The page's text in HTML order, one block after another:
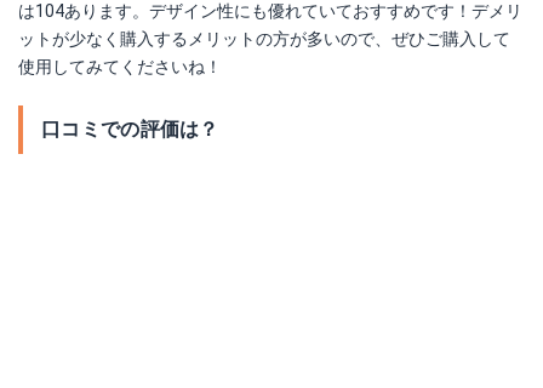
は104あります。デザイン性にも優れていておすすめです！デメリ
ットが少なく購入するメリットの方が多いので、ぜひご購入して
使用してみてくださいね！
口コミでの評価は？